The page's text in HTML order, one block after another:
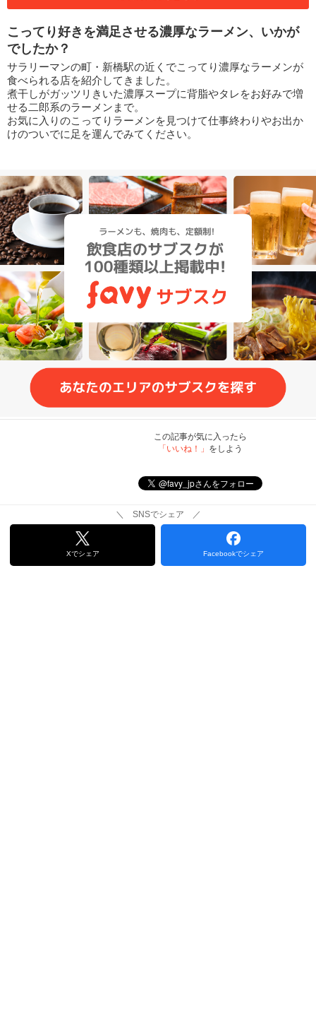
こってり好きを満足させる濃厚なラーメン、いかが
でしたか？
サラリーマンの町・新橋駅の近くでこってり濃厚なラーメンが
食べられる店を紹介してきました。
煮干しがガッツリきいた濃厚スープに背脂やタレをお好みで増
せる二郎系のラーメンまで。
お気に入りのこってりラーメンを見つけて仕事終わりやお出か
けのついでに足を運んでみてください。
この記事が気に入ったら
「いいね！」 をしよう
＼ SNSでシェア ／
Xでシェア Facebookでシェア